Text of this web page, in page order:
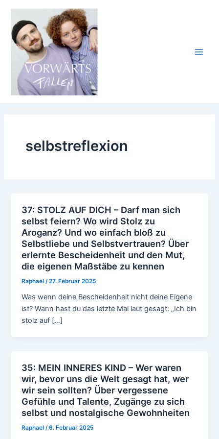
springen
selbstreflexion
37: STOLZ AUF DICH – Darf man sich
selbst feiern? Wo wird Stolz zu
Aroganz? Und wo einfach bloß zu
Selbstliebe und Selbstvertrauen? Über
erlernte Bescheidenheit und den Mut,
die eigenen Maßstäbe zu kennen
Raphael /27. Februar 2025
Was wenn deine Bescheidenheit nicht deine Eigene
ist? Wann hast du das letzte Mal laut gesagt: „Ich bin
stolz auf […]
35: MEIN INNERES KIND – Wer waren
wir, bevor uns die Welt gesagt hat, wer
wir sein sollten? Über vergessene
Gefühle und Talente, Zugänge zu sich
selbst und nostalgische Gewohnheiten
Raphael/6. Februar 2025